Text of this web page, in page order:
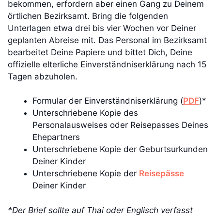
bekommen, erfordern aber einen Gang zu Deinem
örtlichen Bezirksamt. Bring die folgenden
Unterlagen etwa drei bis vier Wochen vor Deiner
geplanten Abreise mit. Das Personal im Bezirksamt
bearbeitet Deine Papiere und bittet Dich, Deine
offizielle elterliche Einverständniserklärung nach 15
Tagen abzuholen.
Formular der Einverständniserklärung (PDF)*
Unterschriebene Kopie des
Personalausweises oder Reisepasses Deines
Ehepartners
Unterschriebene Kopie der Geburtsurkunden
Deiner Kinder
Unterschriebene Kopie der Reisepässe
Deiner Kinder
*Der Brief sollte auf Thai oder Englisch verfasst